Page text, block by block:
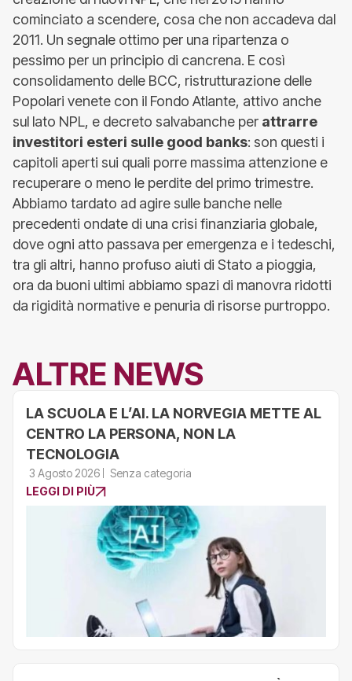
cominciato a scendere, cosa che non accadeva dal
2011. Un segnale ottimo per una ripartenza o
pessimo per un principio di cancrena. E così
consolidamento delle BCC, ristrutturazione delle
Popolari venete con il Fondo Atlante, attivo anche
sul lato NPL, e decreto salvabanche per attrarre
investitori esteri sulle good banks: son questi i
capitoli aperti sui quali porre massima attenzione e
recuperare o meno le perdite del primo trimestre.
Abbiamo tardato ad agire sulle banche nelle
precedenti ondate di una crisi finanziaria globale,
dove ogni atto passava per emergenza e i tedeschi,
tra gli altri, hanno profuso aiuti di Stato a pioggia,
ora da buoni ultimi abbiamo spazi di manovra ridotti
da rigidità normative e penuria di risorse purtroppo.
ALTRE NEWS
LA SCUOLA E L’AI. LA NORVEGIA METTE AL
CENTRO LA PERSONA, NON LA
TECNOLOGIA
3 Agosto 2026
Senza categoria
LEGGI DI PIÙ